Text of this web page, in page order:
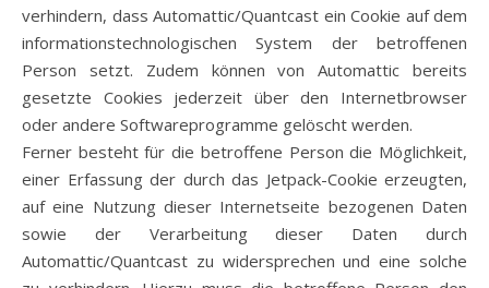
verhindern, dass Automattic/Quantcast ein Cookie auf dem
informationstechnologischen System der betroffenen
Person setzt. Zudem können von Automattic bereits
gesetzte Cookies jederzeit über den Internetbrowser
oder andere Softwareprogramme gelöscht werden.
Ferner besteht für die betroffene Person die Möglichkeit,
einer Erfassung der durch das Jetpack-Cookie erzeugten,
auf eine Nutzung dieser Internetseite bezogenen Daten
sowie der Verarbeitung dieser Daten durch
Automattic/Quantcast zu widersprechen und eine solche